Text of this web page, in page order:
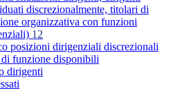
discrezionalmente, titolari di
organizzativa con funzioni
12
posizioni dirigenziali discrezionali
di funzione disponibili
dirigenti